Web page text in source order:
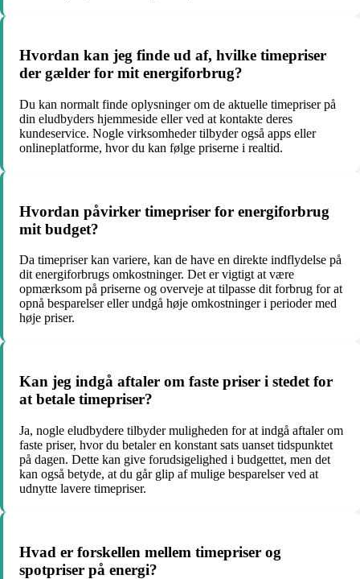
Hvordan kan jeg finde ud af, hvilke timepriser
der gælder for mit energiforbrug?
Du kan normalt finde oplysninger om de aktuelle timepriser på
din eludbyders hjemmeside eller ved at kontakte deres
kundeservice. Nogle virksomheder tilbyder også apps eller
onlineplatforme, hvor du kan følge priserne i realtid.
Hvordan påvirker timepriser for energiforbrug
mit budget?
Da timepriser kan variere, kan de have en direkte indflydelse på
dit energiforbrugs omkostninger. Det er vigtigt at være
opmærksom på priserne og overveje at tilpasse dit forbrug for at
opnå besparelser eller undgå høje omkostninger i perioder med
høje priser.
Kan jeg indgå aftaler om faste priser i stedet for
at betale timepriser?
Ja, nogle eludbydere tilbyder muligheden for at indgå aftaler om
faste priser, hvor du betaler en konstant sats uanset tidspunktet
på dagen. Dette kan give forudsigelighed i budgettet, men det
kan også betyde, at du går glip af mulige besparelser ved at
udnytte lavere timepriser.
Hvad er forskellen mellem timepriser og
spotpriser på energi?